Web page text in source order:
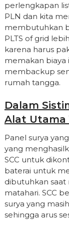
perlengkapan
PLN dan kita
membutuhkan
PLTS of grid
karena harus
memakan biaya
membackup
rumah tangga.
Dalam
Alat Utama
Panel surya
yang
SCC untuk
baterai untuk
dibutuhkan saat
matahari. SCC
surya yang
sehingga arus